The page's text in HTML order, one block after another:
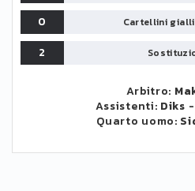
0
Cartellini
2
Arbitro:
Assistenti: Diks -
Quarto uomo: